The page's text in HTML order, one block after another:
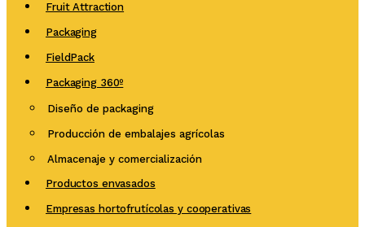
Fruit Attraction
Packaging
FieldPack
Packaging 360º
Diseño de packaging
Producción de embalajes agrícolas
Almacenaje y comercialización
Productos envasados
Empresas hortofrutícolas y cooperativas